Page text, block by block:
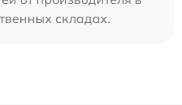
складах.